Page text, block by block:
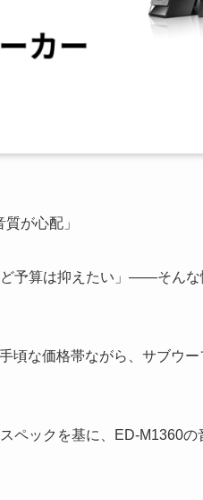
が心配」
予算は抑えたい」——そん
頃な価格帯ながら、サブウ
ペックを基に、ED-M1360